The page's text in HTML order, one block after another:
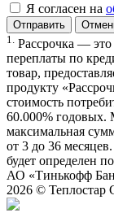
Я согласен на
1.
Рассрочка —
переплаты по
товар,
продукту
стоимость
60.000% годовых.
максимальная
от 3 до 36
будет определен
АО «Тинькофф
2026 © Теплостар